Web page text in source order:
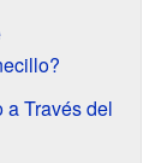
Través del